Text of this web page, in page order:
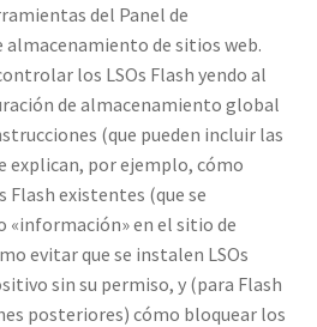
del Panel de
almacenamiento de sitios web.
los LSOs Flash yendo al
de almacenamiento global
(que pueden incluir las
explican, por ejemplo, cómo
Flash existentes (que se
«información» en el sitio de
evitar que se instalen LSOs
sin su permiso, y (para Flash
posteriores) cómo bloquear los